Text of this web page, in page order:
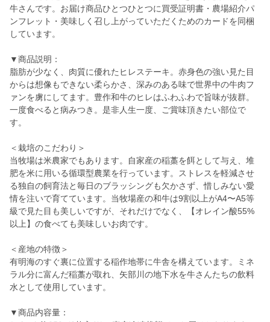
牛さんです。お届け商品ひとつひとつに買受証明書・農場紹介パ
ンフレット・美味しく召し上がっていただくためのカードを同梱
しています。
▼商品説明：
脂肪が少なく、肉質に優れたヒレステーキ。赤身色の強い見た目
からは想像もできない柔らかさ、深みのある味で世界中の牛肉フ
ァンを虜にしてます。豊作和牛のヒレはふわふわで旨味が抜群。
一度食べると病みつき。是非人生一度、ご賞味頂きたい部位で
す。
＜栽培のこだわり＞
当牧場は米農家でもあります。自家産の稲藁を餌として与え、堆
肥を米に用いる循環型農業を行っています。ストレスを軽減させ
る独自の飼育法と毎日のブラッシングも欠かさず、惜しみない愛
情を注いで育てています。当牧場産の和牛は9割以上がA4〜A5等
級で見た目も美しいですが、それだけでなく、【オレイン酸55%
以上】の食べても美味しいお肉です。
＜産地の特徴＞
有明海のすぐ裏に位置する稲作地帯に牛舎を構えています。ミネ
ラル分に富んだ稲藁が取れ、矢部川の地下水を牛さんたちの飲料
水として使用しています。
▼商品内容量：